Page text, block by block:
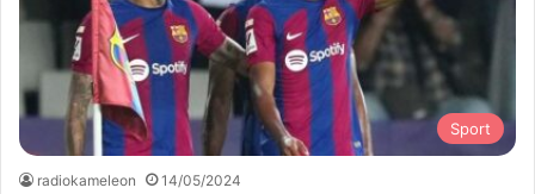
Sport
radiokameleon 14/05/2024